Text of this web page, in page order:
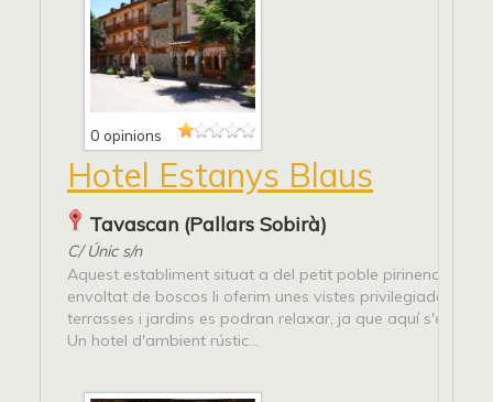
0 opinions
Hotel Estanys Blaus
Tavascan (Pallars Sobirà)
C/ Únic s/n
Aquest establiment situat a del petit poble pirinenc de
envoltat de boscos li oferim unes vistes privilegiades. A
terrasses i jardins es podran relaxar, ja que aquí s'escolta
Un hotel d'ambient rústic...